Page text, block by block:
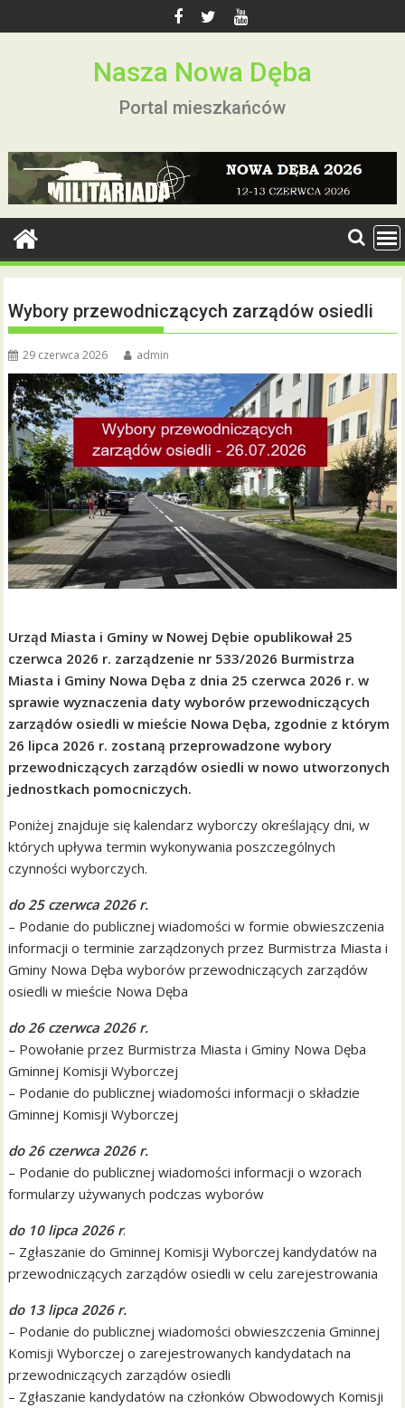
to
Nasza Nowa Dęba
Portal mieszkańców
Wybory przewodniczących zarządów osiedli
29 czerwca 2026 admin
Urząd Miasta i Gminy w Nowej Dębie opublikował 25
czerwca 2026 r. zarządzenie nr 533/2026 Burmistrza
Miasta i Gminy Nowa Dęba z dnia 25 czerwca 2026 r. w
sprawie wyznaczenia daty wyborów przewodniczących
zarządów osiedli w mieście Nowa Dęba, zgodnie z którym
26 lipca 2026 r. zostaną przeprowadzone wybory
przewodniczących zarządów osiedli w nowo utworzonych
jednostkach pomocniczych.
Poniżej znajduje się kalendarz wyborczy określający dni, w
których upływa termin wykonywania poszczególnych
czynności wyborczych.
do 25 czerwca 2026 r.
– Podanie do publicznej wiadomości w formie obwieszczenia
informacji o terminie zarządzonych przez Burmistrza Miasta i
Gminy Nowa Dęba wyborów przewodniczących zarządów
osiedli w mieście Nowa Dęba
do 26 czerwca 2026 r.
– Powołanie przez Burmistrza Miasta i Gminy Nowa Dęba
Gminnej Komisji Wyborczej
– Podanie do publicznej wiadomości informacji o składzie
Gminnej Komisji Wyborczej
do 26 czerwca 2026 r.
– Podanie do publicznej wiadomości informacji o wzorach
formularzy używanych podczas wyborów
do 10 lipca 2026 r.
– Zgłaszanie do Gminnej Komisji Wyborczej kandydatów na
przewodniczących zarządów osiedli w celu zarejestrowania
do 13 lipca 2026 r.
– Podanie do publicznej wiadomości obwieszczenia Gminnej
Komisji Wyborczej o zarejestrowanych kandydatach na
przewodniczących zarządów osiedli
– Zgłaszanie kandydatów na członków Obwodowych Komisji